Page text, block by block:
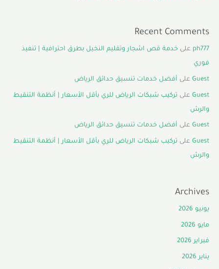
Recent Comments
ph777 على خدمة قص اشجار وتقليم النخيل بطرق احترافية | تنفيذ
فوري
Guest على أفضل خدمات تنسيق حدائق الرياض
Guest على تركيب شبكات الرياض للري بأقل الأسعار | أنظمة التنقيط
والرش
Guest على أفضل خدمات تنسيق حدائق الرياض
Guest على تركيب شبكات الرياض للري بأقل الأسعار | أنظمة التنقيط
والرش
Archives
يونيو 2026
مايو 2026
فبراير 2026
يناير 2026